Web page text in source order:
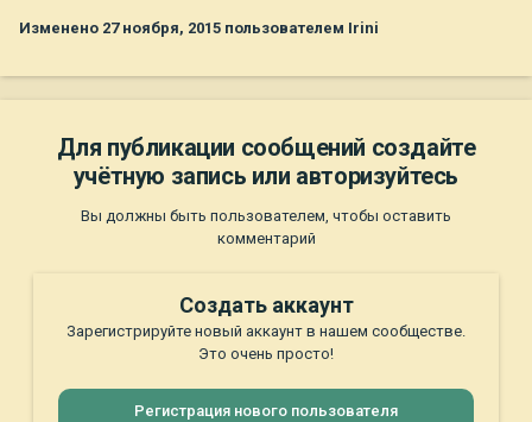
Изменено 27 ноября, 2015 пользователем Irini
Для публикации сообщений создайте
учётную запись или авторизуйтесь
Вы должны быть пользователем, чтобы оставить
комментарий
Создать аккаунт
Зарегистрируйте новый аккаунт в нашем сообществе.
Это очень просто!
Регистрация нового пользователя